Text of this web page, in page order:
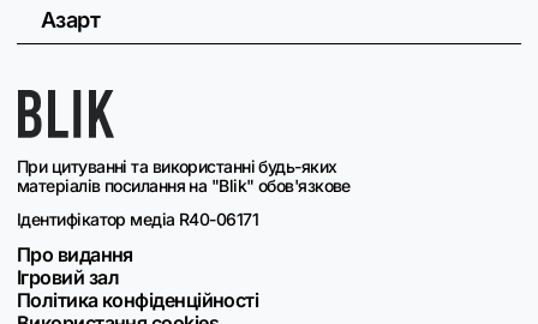
При цитуванні та використанні будь-яких
матеріалів посилання на "Blik" обов'язкове
Ідентифікатор медіа R40-06171
Про видання
Ігровий зал
Політика конфіденційності
Азарт